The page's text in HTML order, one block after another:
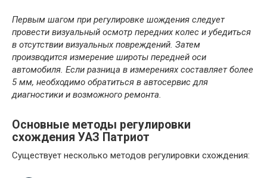
Первым шагом при регулировке шождения следует
провести визуальный осмотр передних колес и убедиться
в отсутствии визуальных повреждений. Затем
производится измерение широты передней оси
автомобиля. Если разница в измерениях составляет более
5 мм, необходимо обратиться в автосервис для
диагностики и возможного ремонта.
Основные методы регулировки
схождения УАЗ Патриот
Существует несколько методов регулировки схождения: